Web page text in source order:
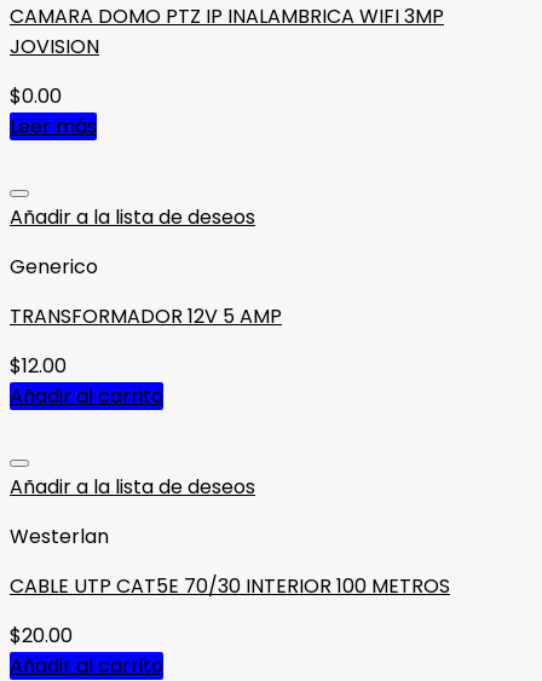
CAMARA DOMO PTZ IP INALAMBRICA WIFI 3MP
JOVISION
$0.00
Leer más
Añadir a la lista de deseos
Generico
TRANSFORMADOR 12V 5 AMP
$12.00
Añadir al carrito
Añadir a la lista de deseos
Westerlan
CABLE UTP CAT5E 70/30 INTERIOR 100 METROS
$20.00
Añadir al carrito